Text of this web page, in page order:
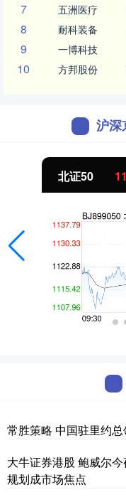
7 五洲医疗
8 耐科装备
9 一博科技
10 方邦股份
沪深
北证50
常胜策略 中国驻里约
大牛证券港股 鲍威尔
规划成市场焦点